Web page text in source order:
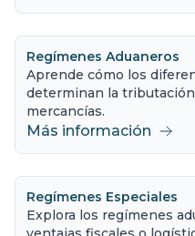
Regímenes Aduaneros
Aprende cómo los
determinan la
mercancías.
Más información
Regímenes Especiales
Explora los regímenes